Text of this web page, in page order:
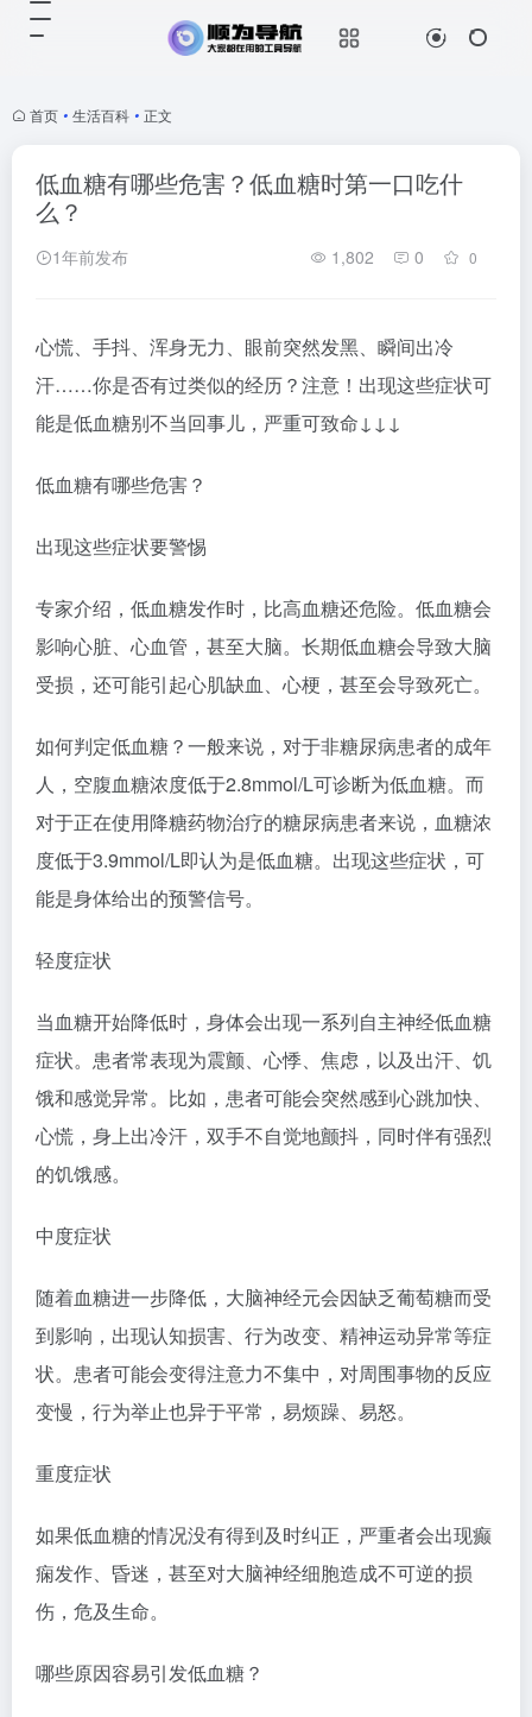
首页 • 生活百科 • 正文
低血糖有哪些危害？低血糖时第一口吃什
么？
1年前发布 1,802 0 0
心慌、手抖、浑身无力、眼前突然发黑、瞬间出冷
汗……你是否有过类似的经历？注意！出现这些症状可
能是低血糖别不当回事儿，严重可致命↓↓↓
低血糖有哪些危害？
出现这些症状要警惕
专家介绍，低血糖发作时，比高血糖还危险。低血糖会
影响心脏、心血管，甚至大脑。长期低血糖会导致大脑
受损，还可能引起心肌缺血、心梗，甚至会导致死亡。
如何判定低血糖？一般来说，对于非糖尿病患者的成年
人，空腹血糖浓度低于2.8mmol/L可诊断为低血糖。而
对于正在使用降糖药物治疗的糖尿病患者来说，血糖浓
度低于3.9mmol/L即认为是低血糖。出现这些症状，可
能是身体给出的预警信号。
轻度症状
当血糖开始降低时，身体会出现一系列自主神经低血糖
症状。患者常表现为震颤、心悸、焦虑，以及出汗、饥
饿和感觉异常。比如，患者可能会突然感到心跳加快、
心慌，身上出冷汗，双手不自觉地颤抖，同时伴有强烈
的饥饿感。
中度症状
随着血糖进一步降低，大脑神经元会因缺乏葡萄糖而受
到影响，出现认知损害、行为改变、精神运动异常等症
状。患者可能会变得注意力不集中，对周围事物的反应
变慢，行为举止也异于平常，易烦躁、易怒。
重度症状
如果低血糖的情况没有得到及时纠正，严重者会出现癫
痫发作、昏迷，甚至对大脑神经细胞造成不可逆的损
伤，危及生命。
哪些原因容易引发低血糖？